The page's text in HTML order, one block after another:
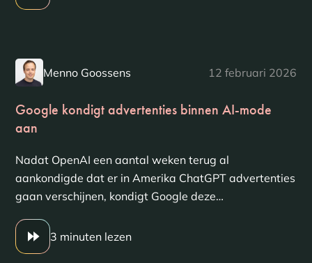
Menno Goossens 12 februari 2026
Google kondigt advertenties binnen AI-mode
aan
Nadat OpenAI een aantal weken terug al
aankondigde dat er in Amerika ChatGPT advertenties
gaan verschijnen, kondigt Google deze…
3 minuten lezen